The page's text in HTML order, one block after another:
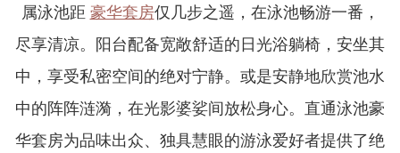
属泳池距豪华套房仅几步之遥，在泳池畅游一番，
尽享清凉。阳台配备宽敞舒适的日光浴躺椅，安坐其
中，享受私密空间的绝对宁静。或是安静地欣赏池水
中的阵阵涟漪，在光影婆娑间放松身心。直通泳池豪
华套房为品味出众、独具慧眼的游泳爱好者提供了绝